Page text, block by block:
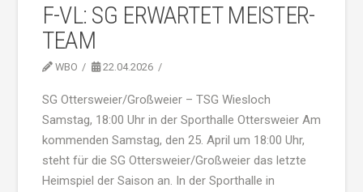
F-VL: SG ERWARTET MEISTER-
TEAM
WBO 22.04.2026
SG Ottersweier/Großweier – TSG Wiesloch
Samstag, 18:00 Uhr in der Sporthalle Ottersweier Am
kommenden Samstag, den 25. April um 18:00 Uhr,
steht für die SG Ottersweier/Großweier das letzte
Heimspiel der Saison an. In der Sporthalle in